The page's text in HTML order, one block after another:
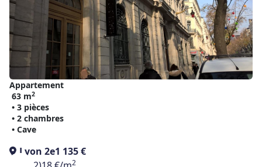
Appartement
63 m2
• 3 pièces
• 2 chambres
• Cave
Lyon 2e1 135 €
2